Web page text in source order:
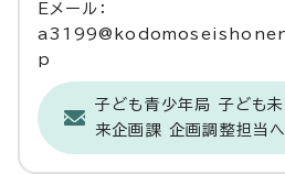
Eメール：
p
子ども青少年局 子ども
来企画課 企画調整担当